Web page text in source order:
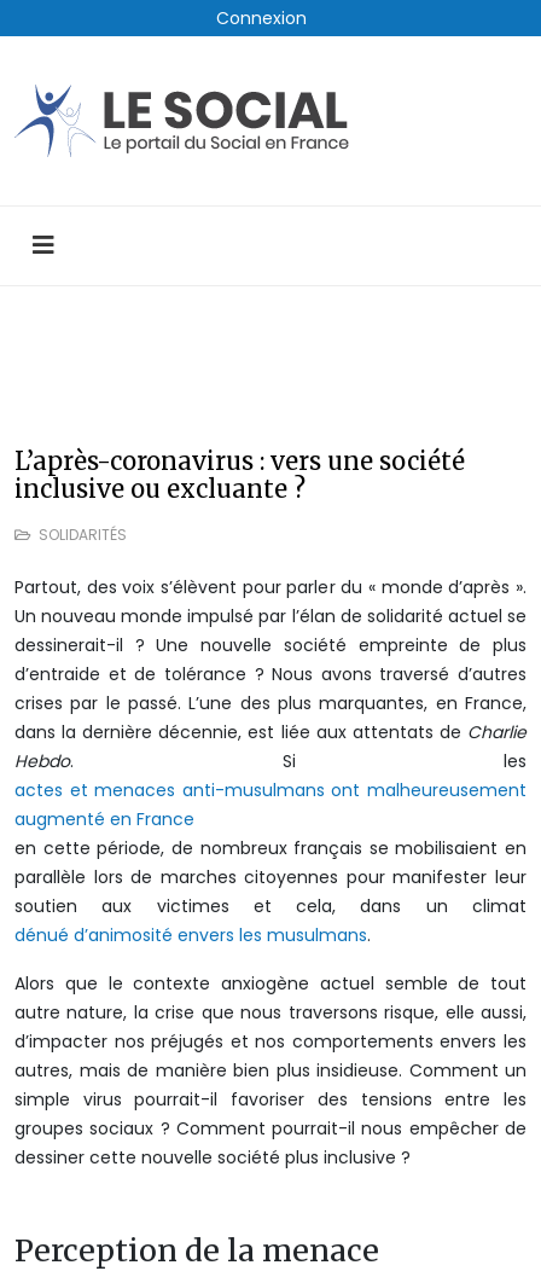
Connexion
L’après-coronavirus : vers une société
inclusive ou excluante ?
SOLIDARITÉS
Partout, des voix s’élèvent pour parler du « monde d’après ».
Un nouveau monde impulsé par l’élan de solidarité actuel se
dessinerait-il ? Une nouvelle société empreinte de plus
d’entraide et de tolérance ? Nous avons traversé d’autres
crises par le passé. L’une des plus marquantes, en France,
dans la dernière décennie, est liée aux attentats de Charlie
Hebdo. Si les
actes et menaces anti-musulmans ont malheureusement
augmenté en France
en cette période, de nombreux français se mobilisaient en
parallèle lors de marches citoyennes pour manifester leur
soutien aux victimes et cela, dans un climat
dénué d’animosité envers les musulmans.
Alors que le contexte anxiogène actuel semble de tout
autre nature, la crise que nous traversons risque, elle aussi,
d’impacter nos préjugés et nos comportements envers les
autres, mais de manière bien plus insidieuse. Comment un
simple virus pourrait-il favoriser des tensions entre les
groupes sociaux ? Comment pourrait-il nous empêcher de
dessiner cette nouvelle société plus inclusive ?
Perception de la menace